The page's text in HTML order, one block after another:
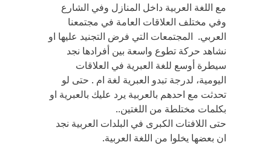
مع اللغة العربية داخل المنازل وفي الشارع
وفي مختلف العلاقات العامة في مجتمعنا
العربي. المجتمعات التي فرض التجنيد عليها او
نشاهد حركة تطوع واسعة بين أفرادها نجد
سيطرة أوسع للغة العبرية في العلاقات
اليومية، لدرجة تبدو العبرية لغة ام . حتى لو
تحدثت مع احدهم بالعربية يرد عليك بالعبرية او
بكلمات مختلطة من اللغتين..
حتى اللافتات الكبرى في البلدات العربية نجد
ان بعضها يخلوا من اللغة العربية.